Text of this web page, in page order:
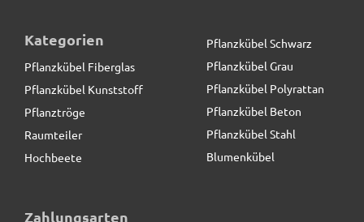
Kategorien
Pflanzkübel Fiberglas
Pflanzkübel Kunststoff
Pflanztröge
Raumteiler
Hochbeete
Pflanzkübel Schwarz
Pflanzkübel Grau
Pflanzkübel Polyrattan
Pflanzkübel Beton
Pflanzkübel Stahl
Blumenkübel
Zahlungsarten